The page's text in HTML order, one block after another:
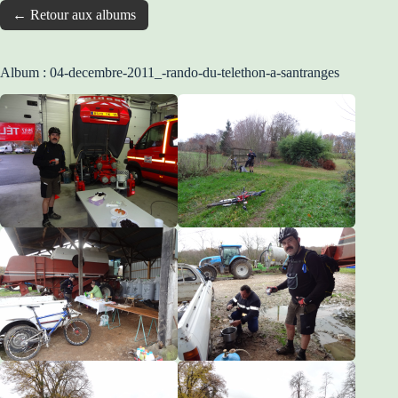
← Retour aux albums
Album : 04-decembre-2011_-rando-du-telethon-a-santranges